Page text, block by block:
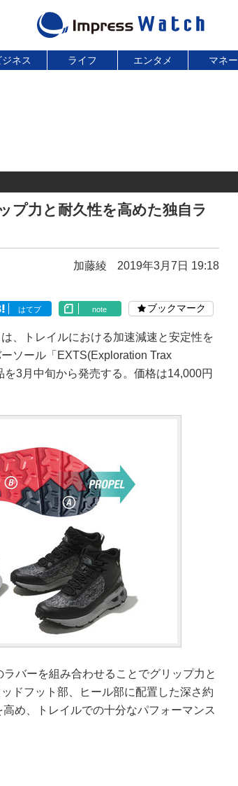
ジネス ライフ エンタメ マネー
プ力と耐久性を高めた独自ラ
加藤綾 2019年3月7日 19:18
はてブ note ブックマーク
、トレイルにおける加速減速と安定性を
ソール「EXTS(Exploration Trax
3月中旬から発売する。価格は14,000円
バーを組み合わせることでグリップ力と
ドフット部、ヒール部に配置した深さ約
め、トレイルでの十分なパフォーマンス